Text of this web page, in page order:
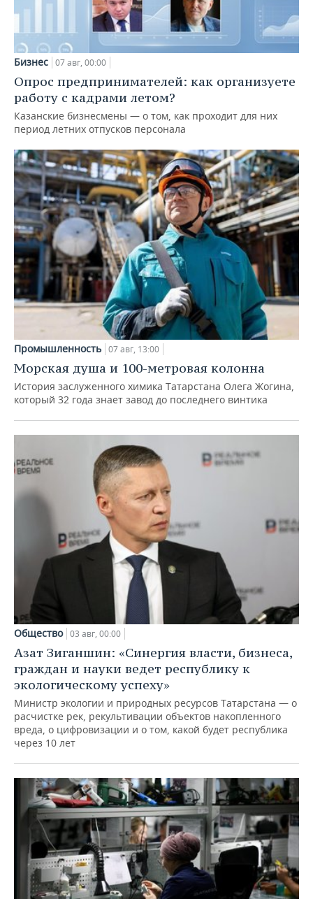
Бизнес 07 авг, 00:00
Опрос предпринимателей: как организуете
работу с кадрами летом?
Казанские бизнесмены — о том, как проходит для них
период летних отпусков персонала
Промышленность 07 авг, 13:00
Морская душа и 100-метровая колонна
История заслуженного химика Татарстана Олега Жогина,
который 32 года знает завод до последнего винтика
Общество 03 авг, 00:00
Азат Зиганшин: «Синергия власти, бизнеса,
граждан и науки ведет республику к
экологическому успеху»
Министр экологии и природных ресурсов Татарстана — о
расчистке рек, рекультивации объектов накопленного
вреда, о цифровизации и о том, какой будет республика
через 10 лет